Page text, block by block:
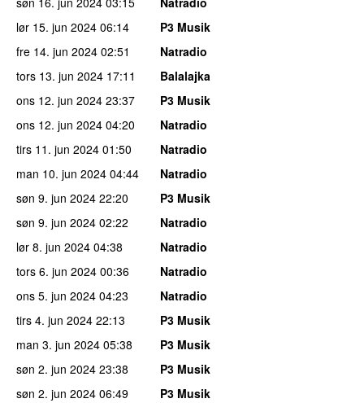
lør 15. jun 2024 06:14
P3 Musik
fre 14. jun 2024 02:51
Natradio
tors 13. jun 2024 17:11
Balalajka
ons 12. jun 2024 23:37
P3 Musik
ons 12. jun 2024 04:20
Natradio
tirs 11. jun 2024 01:50
Natradio
man 10. jun 2024 04:44
Natradio
søn 9. jun 2024 22:20
P3 Musik
søn 9. jun 2024 02:22
Natradio
lør 8. jun 2024 04:38
Natradio
tors 6. jun 2024 00:36
Natradio
ons 5. jun 2024 04:23
Natradio
tirs 4. jun 2024 22:13
P3 Musik
man 3. jun 2024 05:38
P3 Musik
søn 2. jun 2024 23:38
P3 Musik
søn 2. jun 2024 06:49
P3 Musik